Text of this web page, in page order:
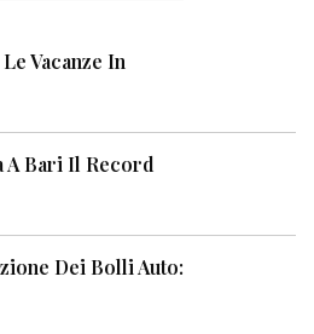
Vacanze In
A Bari Il Record
Dei Bolli Auto: